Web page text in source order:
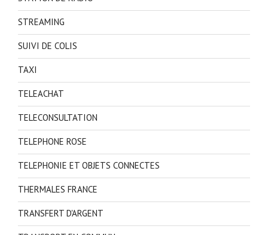
STREAMING
SUIVI DE COLIS
TAXI
TELEACHAT
TELECONSULTATION
TELEPHONE ROSE
TELEPHONIE ET OBJETS CONNECTES
THERMALES FRANCE
TRANSFERT D'ARGENT